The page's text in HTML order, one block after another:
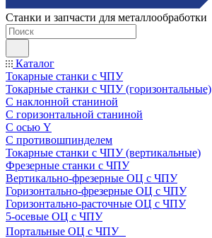
Станки и запчасти для металлообработки
Каталог
Токарные станки с ЧПУ
Токарные станки с ЧПУ (горизонтальные)
С наклонной станиной
С горизонтальной станиной
С осью Y
С противошпинделем
Токарные станки с ЧПУ (вертикальные)
Фрезерные станки с ЧПУ
Вертикально-фрезерные ОЦ с ЧПУ
Горизонтально-фрезерные ОЦ с ЧПУ
Горизонтально-расточные ОЦ с ЧПУ
5-осевые ОЦ с ЧПУ
Портальные ОЦ с ЧПУ